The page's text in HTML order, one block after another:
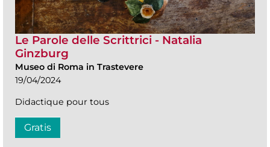
Le Parole delle Scrittrici - Natalia
Ginzburg
Museo di Roma in Trastevere
19/04/2024
Didactique pour tous
Gratis